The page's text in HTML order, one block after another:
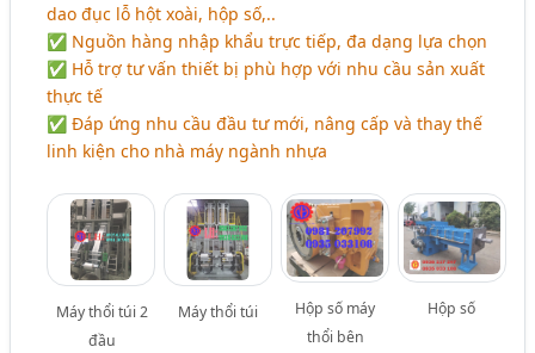
dao đục lỗ hột xoài, hộp số,..
✅ Nguồn hàng nhập khẩu trực tiếp, đa dạng lựa chọn
✅ Hỗ trợ tư vấn thiết bị phù hợp với nhu cầu sản xuất
thực tế
✅ Đáp ứng nhu cầu đầu tư mới, nâng cấp và thay thế
linh kiện cho nhà máy ngành nhựa
Máy thổi túi 2
đầu
Máy thổi túi
Hộp số máy
thổi bên
Hộp số